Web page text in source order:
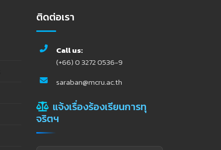
ติดต่อเรา
Call us:
(+66) 0 3272 0536-9
saraban@mcru.ac.th
แจ้งเรื่องร้องเรียนการทุ
จริตฯ